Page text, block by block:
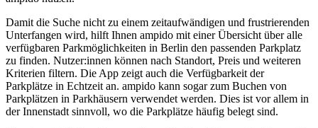
Damit die Suche nicht zu einem zeitaufwändigen und frustrierenden
Unterfangen wird, hilft Ihnen ampido mit einer Übersicht über alle
verfügbaren Parkmöglichkeiten in Berlin den passenden Parkplatz
zu finden. Nutzer:innen können nach Standort, Preis und weiteren
Kriterien filtern. Die App zeigt auch die Verfügbarkeit der
Parkplätze in Echtzeit an. ampido kann sogar zum Buchen von
Parkplätzen in Parkhäusern verwendet werden. Dies ist vor allem in
der Innenstadt sinnvoll, wo die Parkplätze häufig belegt sind.